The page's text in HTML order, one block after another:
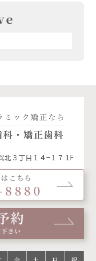
北３丁目１４−１７ 1F